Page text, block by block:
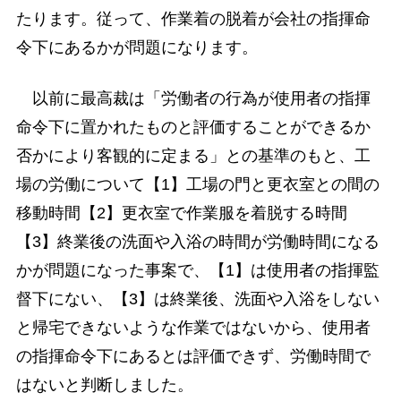
たります。従って、作業着の脱着が会社の指揮命
令下にあるかが問題になります。
以前に最高裁は「労働者の行為が使用者の指揮
命令下に置かれたものと評価することができるか
否かにより客観的に定まる」との基準のもと、工
場の労働について【1】工場の門と更衣室との間の
移動時間【2】更衣室で作業服を着脱する時間
【3】終業後の洗面や入浴の時間が労働時間になる
かが問題になった事案で、【1】は使用者の指揮監
督下にない、【3】は終業後、洗面や入浴をしない
と帰宅できないような作業ではないから、使用者
の指揮命令下にあるとは評価できず、労働時間で
はないと判断しました。